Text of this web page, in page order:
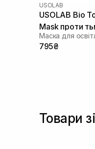
USOLAB
USOLAB Bio
Mask проти
тону 50 мл
795₴
Товари